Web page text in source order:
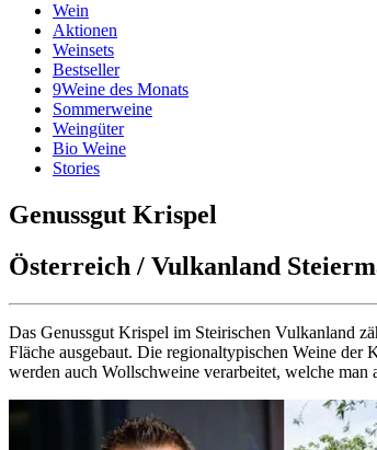
Wein
Aktionen
Weinsets
Bestseller
9Weine des Monats
Sommerweine
Weingüter
Bio Weine
Stories
Genussgut Krispel
Österreich / Vulkanland
Das Genussgut Krispel im Steirischen Vulkanland
Fläche ausgebaut. Die regionaltypischen Weine der
werden auch Wollschweine verarbeitet, welche man